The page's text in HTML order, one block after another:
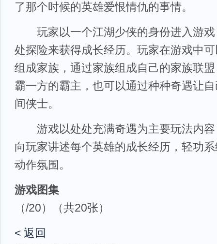
了那个时候的英雄爱恨情仇的事情。
玩家以一个江湖少侠的身份进入游戏
处探险来获得成长经历。玩家在游戏中
组成家族，通过家族组成自己的家族联
霸一方的霸主，也可以通过种种奇遇让
间侠士。
游戏以处处充满奇遇为主要玩法内容
向玩家讲述每个英雄的成长经历，轻功
动作氛围。
游戏图集
（/20） （共20张）
< 返回